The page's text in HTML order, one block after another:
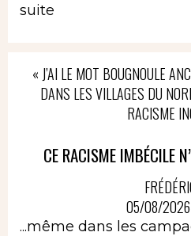
suite
« J’AI LE MOT BOUGNOULE
DANS LES VILLAGES DU
RACISME
CE RACISME IMBÉCILE
05/08/2026
...même dans les